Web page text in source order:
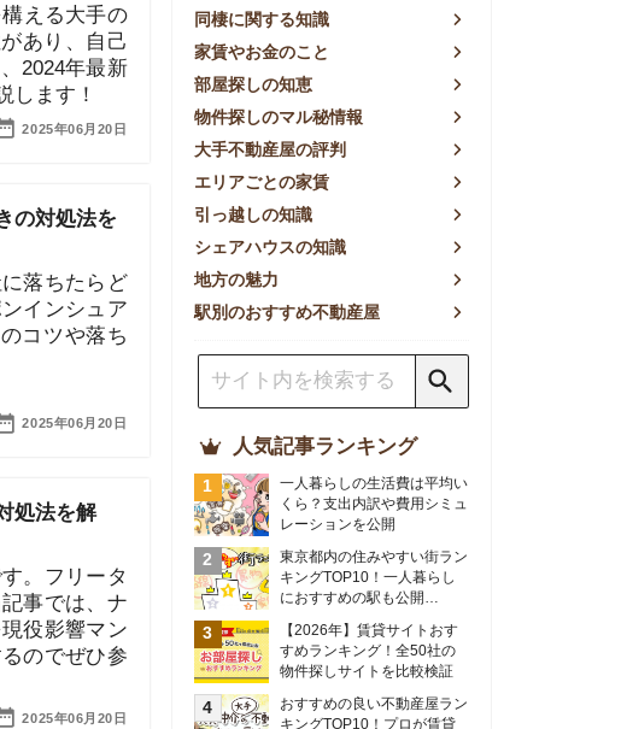
引っ越しの知識
シェアハウスの知識
地方の魅力
駅別のおすすめ不動産屋
人気記事ランキング
一人暮らしの生活費は平均い
レーションを公開
2 東京都内の住みやすい街ラン
【2026年】賃貸サイトおす
物件探しサイトを比較検証
おすすめの良い不動産屋ラン
キングTOP10！プロが賃貸
仲介業者を徹底比較
5 部屋探しアプリ全27社徹底
比較！物件探しアプリランキ
6 賃貸の家賃保証会社で審査が
甘いランキングTOP10！ゆ
るい理由や特徴を解説
7 【最新版】二人暮らしの生活
費は平均いくら？内訳や支出
シミュレーションも解説
東京のおすすめ不動産会社ラ
ンキングTOP10を大公開！